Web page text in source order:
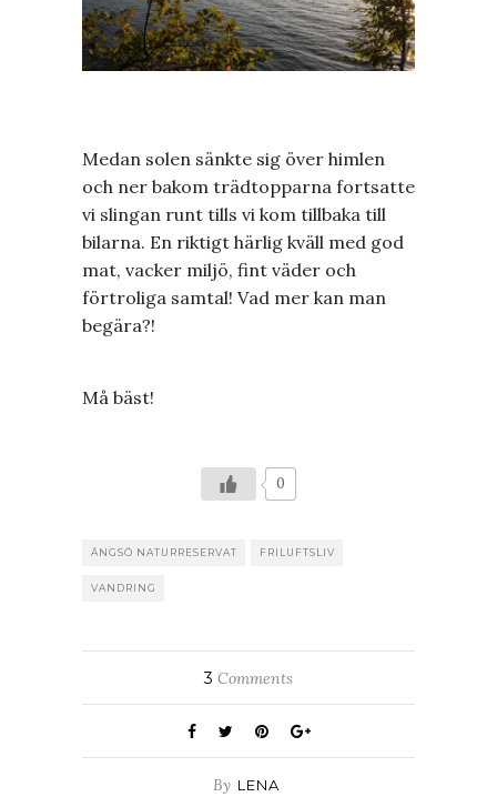
Medan solen sänkte sig över himlen
och ner bakom trädtopparna fortsatte
vi slingan runt tills vi kom tillbaka till
bilarna. En riktigt härlig kväll med god
mat, vacker miljö, fint väder och
förtroliga samtal! Vad mer kan man
begära?!
Må bäst!
0
ÄNGSÖ NATURRESERVAT FRILUFTSLIV
VANDRING
3 Comments
By LENA